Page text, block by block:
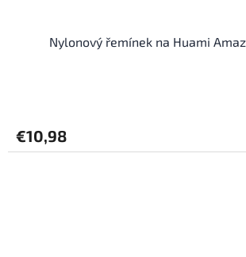
Nylonový řemínek na Huami
€10,98